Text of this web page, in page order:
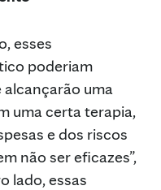
esses
poderiam
uma
uma certa terapia,
e dos riscos
não ser eficazes”,
lado, essas